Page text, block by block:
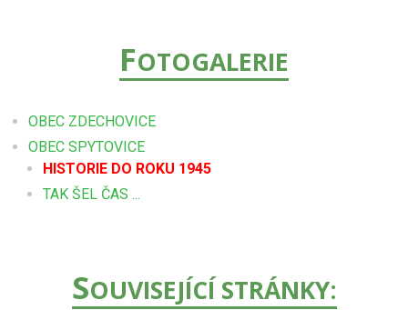
FOTOGALERIE
OBEC ZDECHOVICE
OBEC SPYTOVICE
HISTORIE DO ROKU 1945
TAK ŠEL ČAS ...
SOUVISEJÍCÍ STRÁNKY: